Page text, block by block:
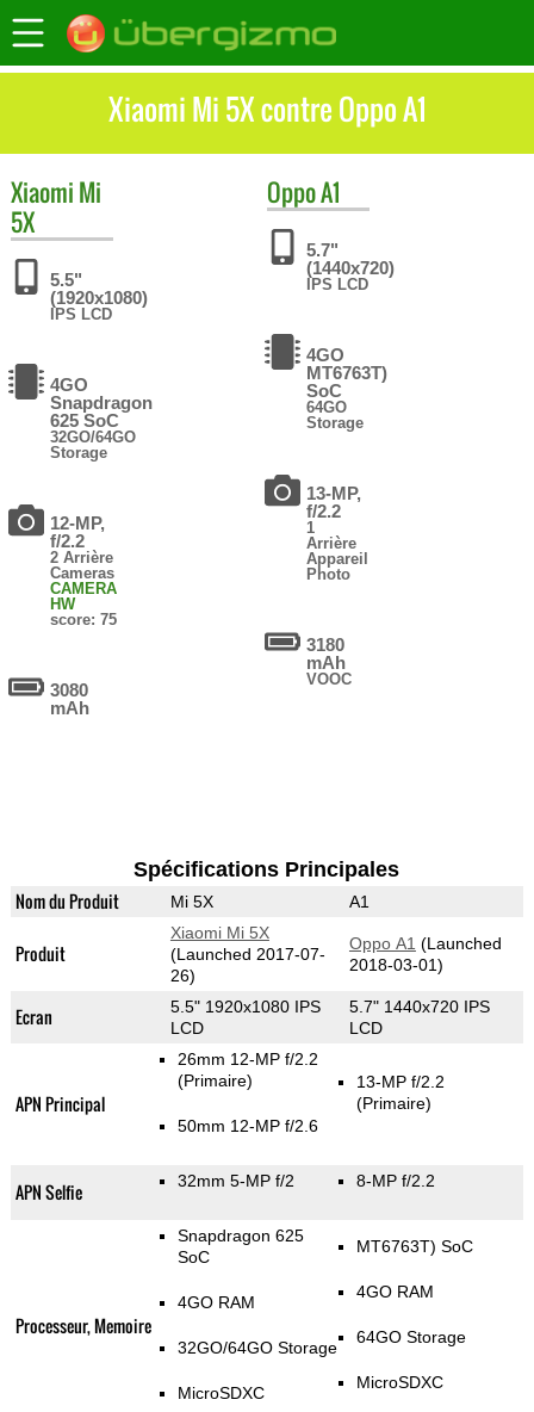
Xiaomi Mi 5X contre Oppo A1
Xiaomi Mi
5X
5.5"
(1920x1080)
IPS LCD
4GO
Snapdragon
625 SoC
32GO/64GO
Storage
12-MP,
f/2.2
2 Arrière
Cameras
CAMERA
HW
score: 75
3080
mAh
OppoA1
5.7"
(1440x720)
IPS LCD
4GO
MT6763T)
SoC
64GO
Storage
13-MP,
f/2.2
1
Arrière
Appareil
Photo
3180
mAh
VOOC
Spécifications Principales
Nom du Produit Mi 5X A1
Produit
Xiaomi Mi 5X
(Launched 2017-07-
26)
Oppo A1 (Launched
2018-03-01)
Ecran
5.5" 1920x1080 IPS
LCD
5.7" 1440x720 IPS
LCD
APN Principal
26mm 12-MP f/2.2
(Primaire)
50mm 12-MP f/2.6
13-MP f/2.2
(Primaire)
APN Selfie 32mm 5-MP f/2 8-MP f/2.2
Processeur, Memoire
Snapdragon 625
SoC
4GO RAM
32GO/64GO Storage
MicroSDXC
MT6763T) SoC
4GO RAM
64GO Storage
MicroSDXC